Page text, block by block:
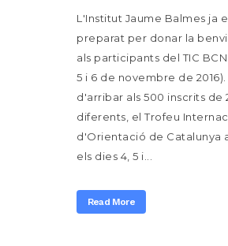
L'Institut Jaume Balmes ja
preparat per donar la
als participants del TIC BCN
5 i 6 de novembre de
d'arribar als 500 inscrits de
diferents, el Trofeu
d'Orientació de Catalunya
els dies 4, 5 i...
Read More